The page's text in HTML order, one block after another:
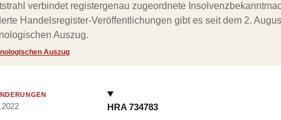
verbindet registergenau zugeordnete
Handelsregister-Veröffentlichungen gibt es seit dem 2.
Auszug.
Auszug
HRA 734783